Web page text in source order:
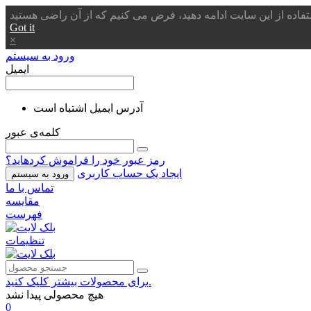
Got it
×
ورود به سیستم
ایمیل
آدرس ایمیل اشتباه است
کلمه‌ی عبور
رمز عبور خود را فراموش کردهاید؟
ورود به سیستم
ایجاد یک حساب کاربری
تماس با ما
مقایسه
فهرست
تنظیمات
برای محصولات بیشتر کلیک کنید.
هیچ محصولی پیدا نشد
0